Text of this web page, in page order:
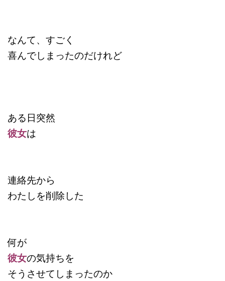
なんて、すごく
喜んでしまったのだけれど
ある日突然
彼女は
連絡先から
わたしを削除した
何が
彼女の気持ちを
そうさせてしまったのか